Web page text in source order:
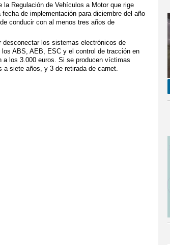
la Regulación de Vehículos a Motor que rige
de implementación para diciembre del año
conducir con al menos tres años de
desconectar los sistemas electrónicos de
ABS, AEB, ESC y el control de tracción en
a los 3.000 euros. Si se producen víctimas
siete años, y 3 de retirada de carnet.